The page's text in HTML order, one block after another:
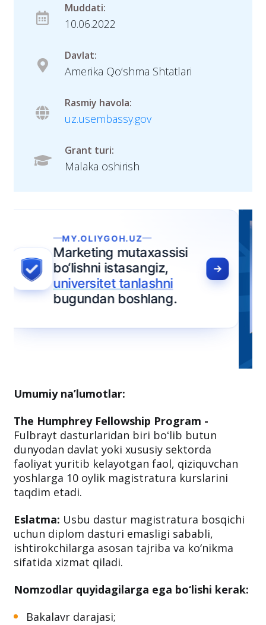
Muddati:
10.06.2022
Davlat:
Amerika Qo‘shma Shtatlari
Rasmiy havola:
uz.usembassy.gov
Grant turi:
Malaka oshirish
Umumiy na’lumotlar:
The Humphrey Fellowship Program -
Fulbrayt dasturlaridan biri boʻlib butun
dunyodan davlat yoki xususiy sektorda
faoliyat yuritib kelayotgan faol, qiziquvchan
yoshlarga 10 oylik magistratura kurslarini
taqdim etadi.
Eslatma: Usbu dastur magistratura bosqichi
uchun diplom dasturi emasligi sababli,
ishtirokchilarga asosan tajriba va ko‘nikma
sifatida xizmat qiladi.
Nomzodlar quyidagilarga ega bo‘lishi kerak:
Bakalavr darajasi;